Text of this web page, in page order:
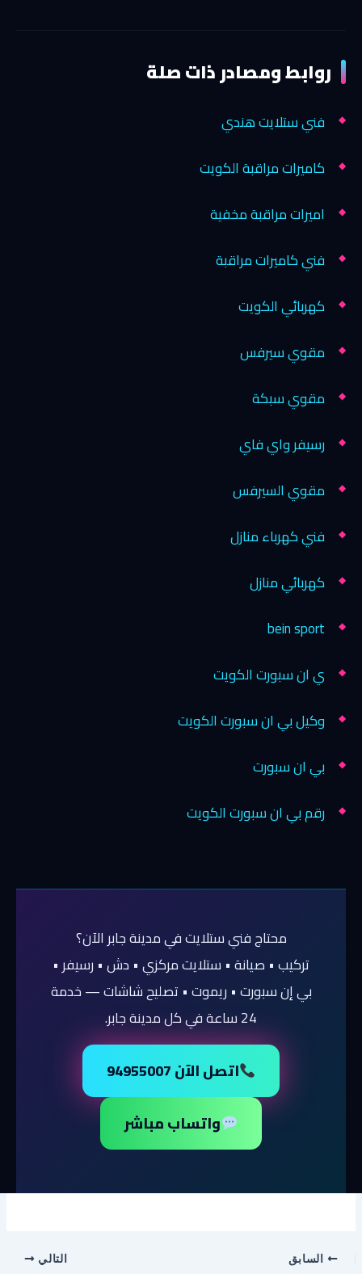
روابط ومصادر ذات صلة
فني ستلايت هندي
كاميرات مراقبة الكويت
اميرات مراقبة مخفية
فني كاميرات مراقبة
كهربائي الكويت
مقوي سيرفس
مقوي سبكة
رسيفر واي فاي
مقوي السيرفس
فني كهرباء منازل
كهربائي منازل
bein sport
ي ان سبورت الكويت
وكيل بي ان سبورت الكويت
بي ان سبورت
رقم بي ان سبورت الكويت
محتاج فني ستلايت في مدينة جابر الآن؟
تركيب • صيانة • ستلايت مركزي • دش • رسيفر •
بي إن سبورت • ريموت • تصليح شاشات — خدمة
24 ساعة في كل مدينة جابر.
اتصل الآن 94955007
واتساب مباشر
السابق التالي